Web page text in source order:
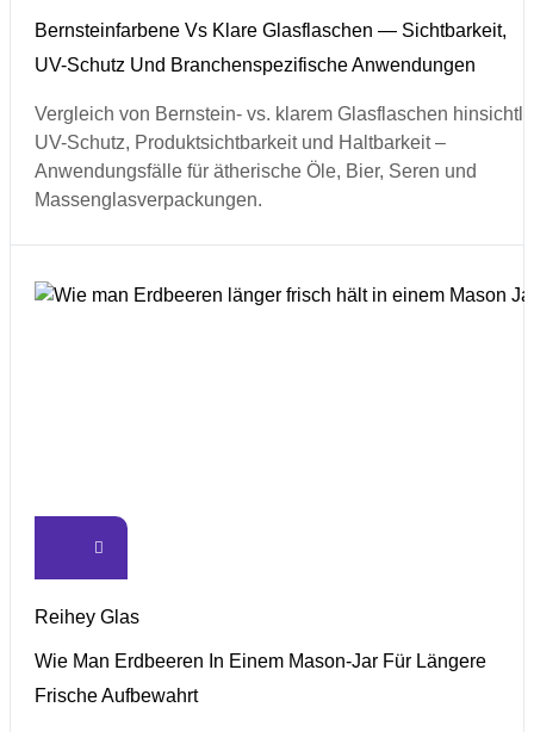
Bernsteinfarbene Vs Klare Glasflaschen — Sichtbarkeit,
UV-Schutz Und Branchenspezifische Anwendungen
Vergleich von Bernstein- vs. klarem Glasflaschen
UV-Schutz, Produktsichtbarkeit und Haltbarkeit –
Anwendungsfälle für ätherische Öle, Bier, Seren und
Massenglasverpackungen.
Reihey Glas
Wie Man Erdbeeren In Einem Mason-Jar Für Längere
Frische Aufbewahrt